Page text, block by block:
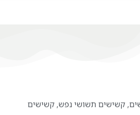
קשישים תשושי נפש, קשישים